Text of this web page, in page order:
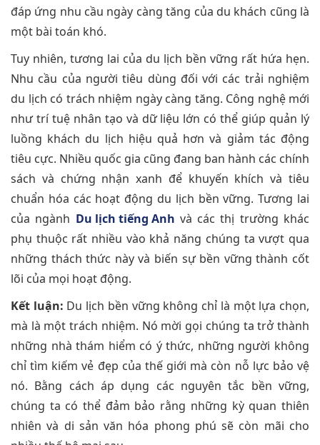
đáp ứng nhu cầu ngày càng tăng của du khách cũng là
một bài toán khó.
Tuy nhiên, tương lai của du lịch bền vững rất hứa hẹn.
Nhu cầu của người tiêu dùng đối với các trải nghiệm
du lịch có trách nhiệm ngày càng tăng. Công nghệ mới
như trí tuệ nhân tạo và dữ liệu lớn có thể giúp quản lý
luồng khách du lịch hiệu quả hơn và giảm tác động
tiêu cực. Nhiều quốc gia cũng đang ban hành các chính
sách và chứng nhận xanh để khuyến khích và tiêu
chuẩn hóa các hoạt động du lịch bền vững. Tương lai
của ngành Du lịch tiếng Anh và các thị trường khác
phụ thuộc rất nhiều vào khả năng chúng ta vượt qua
những thách thức này và biến sự bền vững thành cốt
lõi của mọi hoạt động.
Kết luận: Du lịch bền vững không chỉ là một lựa chọn,
mà là một trách nhiệm. Nó mời gọi chúng ta trở thành
những nhà thám hiểm có ý thức, những người không
chỉ tìm kiếm vẻ đẹp của thế giới mà còn nỗ lực bảo vệ
nó. Bằng cách áp dụng các nguyên tắc bền vững,
chúng ta có thể đảm bảo rằng những kỳ quan thiên
nhiên và di sản văn hóa phong phú sẽ còn mãi cho